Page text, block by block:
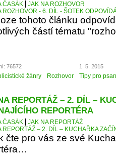
ČASÁK
JAK NA ROZHOVOR
ROZHOVOR - 6. DÍL - ŠOTEK
tohoto článku
částí tématu
76572 1. 5. 2015
žánry Rozhovor Tipy pro
REPORTÁŽ – 2. DÍL –
REPORTÉRA
ČASÁK
JAK NA REPORTÁŽ
REPORTÁŽ – 2. DÍL – KUCHAŘKA
čte pro vás ze své